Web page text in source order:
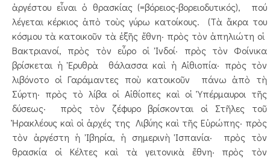
ἀργέστου εἶναι ὁ θρασκίας (=βόρειος-βορειοδυτικός), πού
λέγεται κέρκιος ἀπὸ τοὺς γύρω κατοίκους. (Τὰ ἄκρα του
κόσμου τὰ κατοικοῦν τὰ ἑξῆς ἔθνη· πρὸς τὸν ἀπηλιώτη οἱ
Βακτριανοί, πρὸς τὸν εὖρο οἱ Ἰνδοί· πρὸς τὸν Φοίνικα
βρίσκεται ἡ Ἐρυθρὰ θάλασσα καὶ ἡ Αἰθιοπία· πρὸς τὸν
λιβόνοτο οἱ Γαράμαντες ποὺ κατοικοῦν πάνω ἀπὸ τὴ
Σύρτη· πρὸς τὸ λίβα οἱ Αἰθίοπες καὶ οἱ Ὑπέρμαυροι τῆς
δύσεως· πρὸς τὸν ζέφυρο βρίσκονται οἱ Στῆλες τοῦ
Ἠρακλέους καὶ οἱ ἀρχές της Λιβύης καὶ τῆς Εὐρώπης· πρὸς
τὸν ἀργέστη ἡ Ἰβηρία, ἡ σημερινὴ Ἱσπανία· πρὸς τὸν
θρασκία οἱ Κέλτες καὶ τὰ γειτονικὰ ἔθνη· πρὸς τὸν